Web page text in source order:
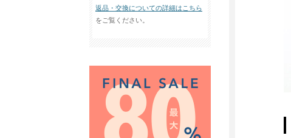
返品・交換についての詳細はこちら
をご覧ください。